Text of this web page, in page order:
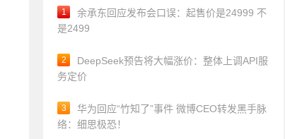
1
余承东回应发布会口误：起售价是24999 不
是2499
2
DeepSeek预告将大幅涨价：整体上调API服
务定价
3
华为回应“竹知了”事件 微博CEO转发黑手脉
络：细思极恐！